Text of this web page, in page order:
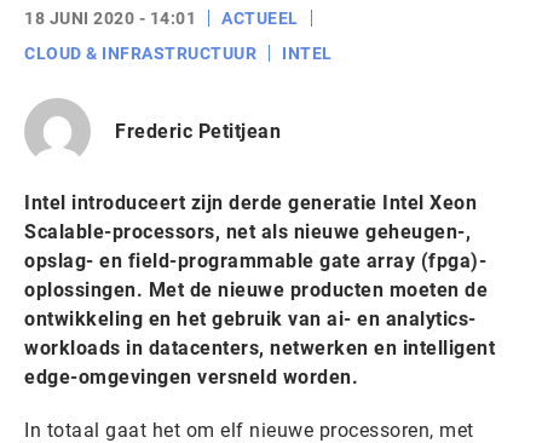
18 JUNI 2020 - 14:01
ACTUEEL
CLOUD & INFRASTRUCTUUR
INTEL
Frederic Petitjean
Intel introduceert zijn derde generatie Intel Xeon
Scalable-processors, net als nieuwe geheugen-,
opslag- en field-programmable gate array (fpga)-
oplossingen. Met de nieuwe producten moeten de
ontwikkeling en het gebruik van ai- en analytics-
workloads in datacenters, netwerken en intelligent
edge-omgevingen versneld worden.
In totaal gaat het om elf nieuwe processoren, met